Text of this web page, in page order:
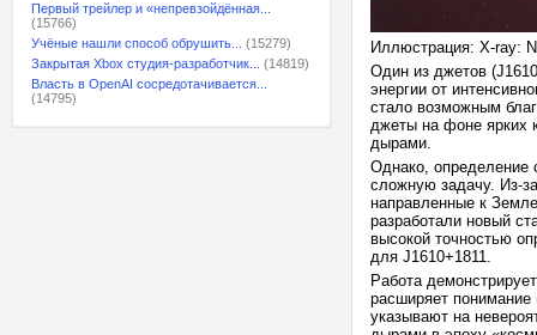
Первый трейлер и «непревзойдённая...
(15766)
Учёные нашли способ обрушить...
(15279)
Закрытая Xbox студия-разработчик...
(14819)
Власть в OpenAI сосредотачивается...
(14795)
Иллюстрация: X-ray:
Один из джетов
энергии от
стало возможным
джеты на фоне ярких
дырами.
Однако, определение
сложную задачу. Из-
направленные к
разработали новый
высокой точностью
для J1610+1811.
Работа
расширяет
указывают на